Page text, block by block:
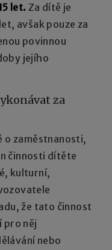
let. Za dítě je
avšak pouze za
povinnou
jejího
za
o zaměstnanosti,
činnosti dítěte
kulturní,
že tato činnost
pro něj
nebo